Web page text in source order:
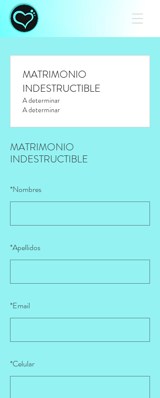
MATRIMONIO
INDESTRUCTIBLE
*Nombres
*Apellidos
*Email
*Celular
MATRIMONIO
INDESTRUCTIBLE
A determinar
A determinar